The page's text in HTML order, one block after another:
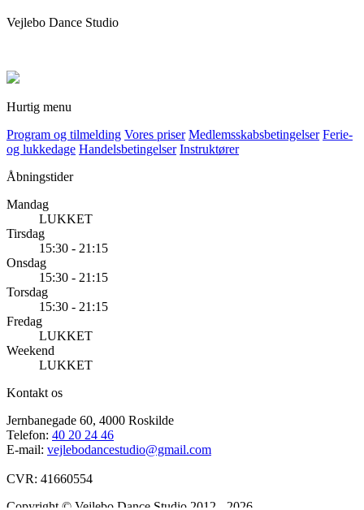
Vejlebo Dance Studio
Hurtig menu
Program og tilmelding Vores priser Medlemsskabsbetingelser Ferie-
og lukkedage Handelsbetingelser Instruktører
Åbningstider
Mandag
LUKKET
Tirsdag
15:30 - 21:15
Onsdag
15:30 - 21:15
Torsdag
15:30 - 21:15
Fredag
LUKKET
Weekend
LUKKET
Kontakt os
Jernbanegade 60, 4000 Roskilde
Telefon: 40 20 24 46
E-mail: vejlebodancestudio@gmail.com
CVR: 41660554
Copyright © Vejlebo Dance Studio 2012 - 2026